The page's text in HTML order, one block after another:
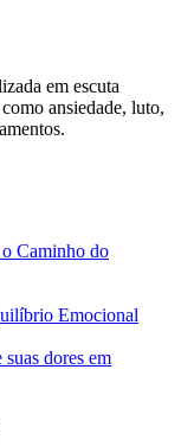
em escuta
ansiedade, luto,
Caminho do
Emocional
dores em